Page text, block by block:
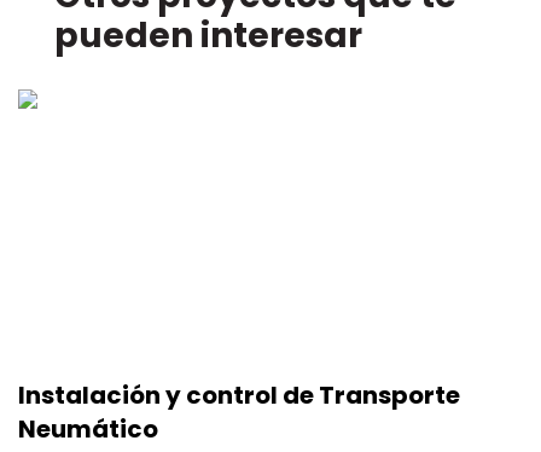
pueden interesar
Instalación y control de Transporte
Neumático